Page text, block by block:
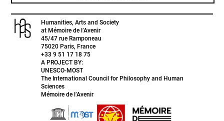
Humanities, Arts and Society
at Mémoire de l’Avenir
45/47 rue Ramponeau
75020 Paris, France
+33 9 51 17 18 75
A PROJECT BY:
UNESCO-MOST
The International Council for Philosophy and Human
Sciences
Mémoire de l’Avenir